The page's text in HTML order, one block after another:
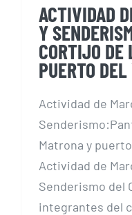
ACTIVIDAD
Y
CORTIJO DE
PUERTO
Actividad de
Matrona y
Actividad de
Senderismo del
integrantes del